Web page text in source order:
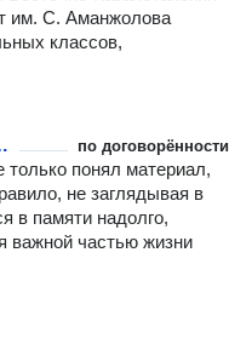
им. С. Аманжолова
классов,
иностранному по договорённости
понял материал,
не заглядывая в
в памяти надолго,
важной частью жизни